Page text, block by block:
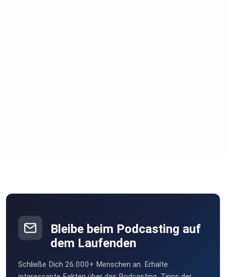
Bleibe beim Podcasting auf
dem Laufenden
Schließe Dich 26.000+ Menschen an. Erhalte